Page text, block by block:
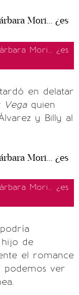
Mori... ¿es
en delatar
Vega quien
y Billy al
Mori... ¿es
de
el romance
podemos ver